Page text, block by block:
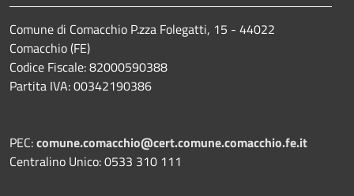
Comune di Comacchio P.zza Folegatti, 15 - 44022
Comacchio (FE)
Codice Fiscale: 82000590388
Partita IVA: 00342190386
PEC:comune.comacchio@cert.comune.comacchio.fe.it
Centralino Unico: 0533 310 111